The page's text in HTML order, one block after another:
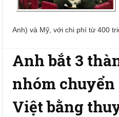
Anh) và Mỹ, với chi phí từ 400
Anh bắt 3
nhóm
Việt bằng